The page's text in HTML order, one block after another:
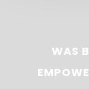
WAS